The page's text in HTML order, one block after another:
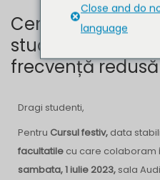
Ceremonia de
studenților de la
frecvență
Dragi studenti,
Pentru Cursul festiv, data
facultatile cu care colaboram
sambata, 1 iulie 2023, sala
Close and do
language